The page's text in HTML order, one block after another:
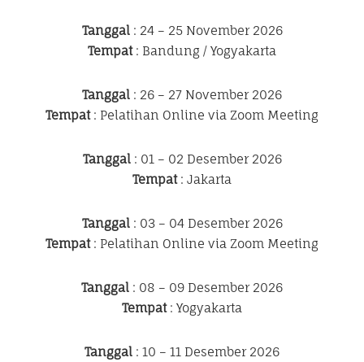
Tanggal: 24 – 25 November 2026
Tempat: Bandung / Yogyakarta
Tanggal : 26 – 27 November 2026
Tempat: Pelatihan Online via Zoom Meeting
Tanggal: 01 – 02 Desember 2026
Tempat: Jakarta
Tanggal: 03 – 04 Desember 2026
Tempat: Pelatihan Online via Zoom Meeting
Tanggal : 08 – 09 Desember 2026
Tempat: Yogyakarta
Tanggal : 10 – 11 Desember 2026